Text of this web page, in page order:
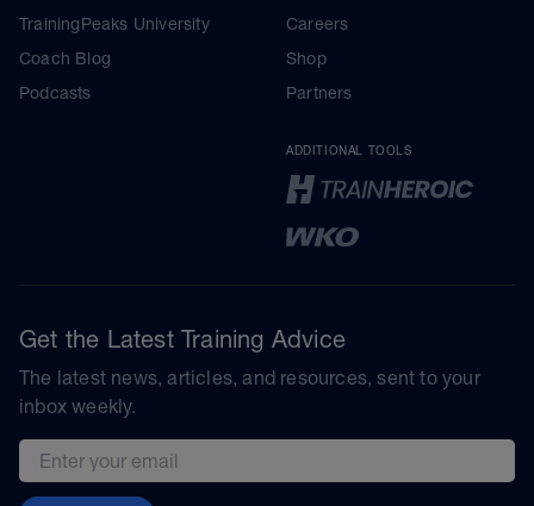
TrainingPeaks University
Coach Blog
Podcasts
Careers
Shop
Partners
ADDITIONAL TOOLS
Get the Latest Training Advice
The latest news, articles, and resources, sent to your
inbox weekly.
Email address